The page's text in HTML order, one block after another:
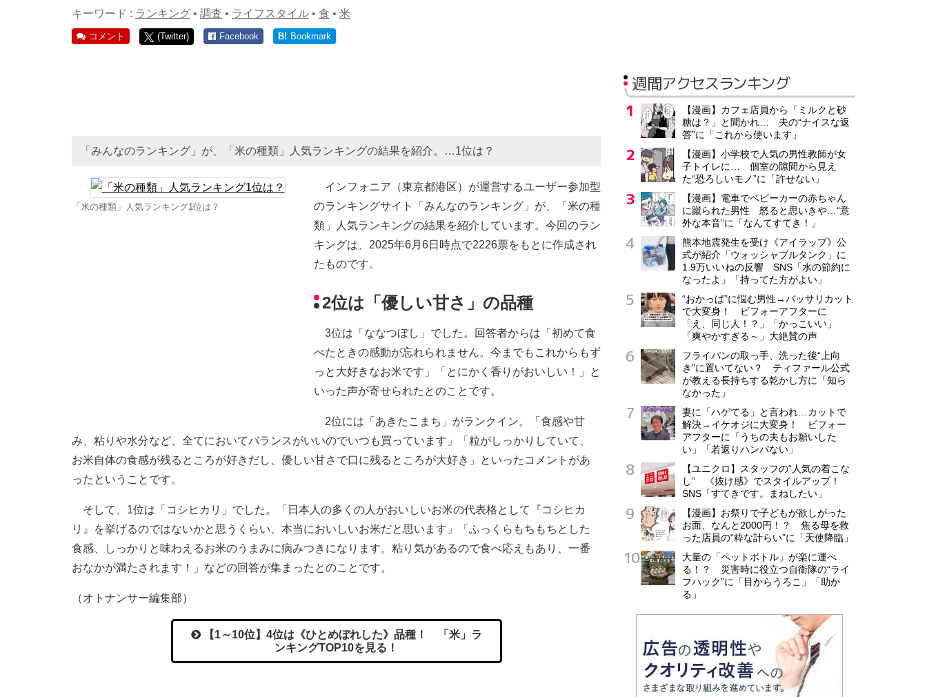
キーワード : ランキング • 調査 • ライフスタイル • 食 • 米
コメント (Twitter) Facebook B! Bookmark
「みんなのランキング」が、「米の種類」人気ランキングの結果を紹介。…1位は？
「米の種類」人気ランキング1位は？
インフォニア（東京都港区）が運営するユーザー参加型
のランキングサイト「みんなのランキング」が、「米の種
類」人気ランキングの結果を紹介しています。今回のラン
キングは、2025年6月6日時点で2226票をもとに作成され
たものです。
2位は「優しい甘さ」の品種
3位は「ななつぼし」でした。回答者からは「初めて食
べたときの感動が忘れられません。今までもこれからもず
っと大好きなお米です」「とにかく香りがおいしい！」と
いった声が寄せられたとのことです。
2位には「あきたこまち」がランクイン。「食感や甘
み、粘りや水分など、全てにおいてバランスがいいのでいつも買っています」「粒がしっかりしていて、
お米自体の食感が残るところが好きだし、優しい甘さで口に残るところが大好き」といったコメントがあ
ったということです。
そして、1位は「コシヒカリ」でした。「日本人の多くの人がおいしいお米の代表格として『コシヒカ
リ』を挙げるのではないかと思うくらい、本当においしいお米だと思います」「ふっくらもちもちとした
食感、しっかりと味わえるお米のうまみに病みつきになります。粘り気があるので食べ応えもあり、一番
おなかが満たされます！」などの回答が集まったとのことです。
（オトナンサー編集部）
【1～10位】4位は《ひとめぼれした》品種！ 「米」ラ
ンキングTOP10を見る！
週間アクセスランキング
【漫画】カフェ店員から「ミルクと砂
糖は？」と聞かれ… 夫の“ナイスな返
答”に「これから使います」
【漫画】小学校で人気の男性教師が女
子トイレに… 個室の隙間から見え
た“恐ろしいモノ”に「許せない」
【漫画】電車でベビーカーの赤ちゃん
に蹴られた男性 怒ると思いきや…“意
外な本音”に「なんてすてき！」
熊本地震発生を受け《アイラップ》公
式が紹介「ウォッシャブルタンク」に
1.9万いいねの反響 SNS「水の節約に
なったよ」「持ってた方がよい」
“おかっぱ”に悩む男性→バッサリカット
で大変身！ ビフォーアフターに
「え、同じ人！？」「かっこいい」
「爽やかすぎる～」大絶賛の声
フライパンの取っ手、洗った後“上向
き”に置いてない？ ティファール公式
が教える長持ちする乾かし方に「知ら
なかった」
妻に「ハゲてる」と言われ…カットで
解決→イケオジに大変身！ ビフォー
アフターに「うちの夫もお願いした
い」「若返りハンパない」
【ユニクロ】スタッフの“人気の着こな
し” 《抜け感》でスタイルアップ！
SNS「すてきです。まねしたい」
【漫画】お祭りで子どもが欲しがった
お面、なんと2000円！？ 焦る母を救
った店員の“粋な計らい”に「天使降臨」
大量の「ペットボトル」が楽に運べ
る！？ 災害時に役立つ自衛隊の“ライ
フハック”に「目からうろこ」「助か
る」